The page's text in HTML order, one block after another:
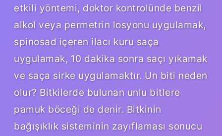
etkili yöntemi, doktor kontrolünde benzil
alkol veya permetrin losyonu uygulamak,
spinosad içeren ilacı kuru saça
uygulamak, 10 dakika sonra saçı yıkamak
ve saça sirke uygulamaktır. Un biti neden
olur? Bitkilerde bulunan unlu bitlere
pamuk böceği de denir. Bitkinin
bağışıklık sisteminin zayıflaması sonucu